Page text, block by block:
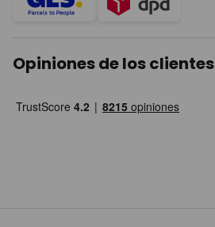
Opiniones de los clientes